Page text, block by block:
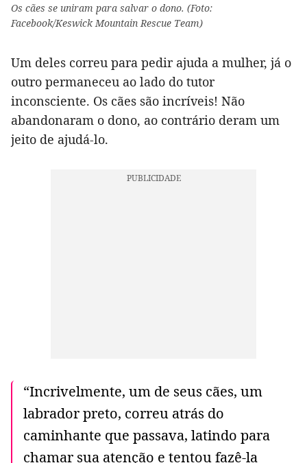
Os cães se uniram para salvar o dono. (Foto:
Facebook/Keswick Mountain Rescue Team)
Um deles correu para pedir ajuda a mulher, já o
outro permaneceu ao lado do tutor
inconsciente. Os cães são incríveis! Não
abandonaram o dono, ao contrário deram um
jeito de ajudá-lo.
“Incrivelmente, um de seus cães, um
labrador preto, correu atrás do
caminhante que passava, latindo para
chamar sua atenção e tentou fazê-la